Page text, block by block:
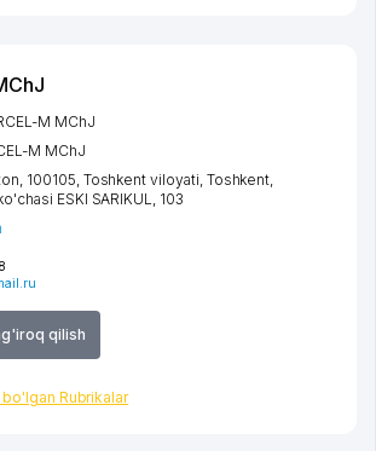
qilish
Rubrikalar
M MChJ
M MChJ
100105, Toshkent viloyati Toshkent
ESKI SARIKUL
, 103